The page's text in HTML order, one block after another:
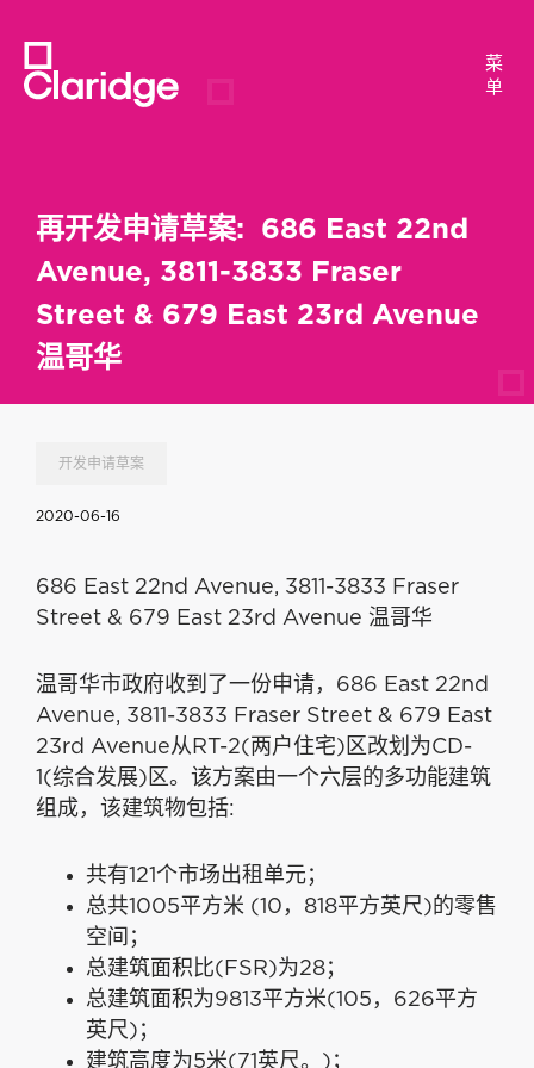
菜
单
菜
单
再开发申请草案: 686 East 22nd
Avenue, 3811-3833 Fraser
Street & 679 East 23rd Avenue
温哥华
开发申请草案
2020-06-16
686 East 22nd Avenue, 3811-3833 Fraser
Street & 679 East 23rd Avenue 温哥华
温哥华市政府收到了一份申请，686 East 22nd
Avenue, 3811-3833 Fraser Street & 679 East
23rd Avenue从RT-2(两户住宅)区改划为CD-
1(综合发展)区。该方案由一个六层的多功能建筑
组成，该建筑物包括:
共有121个市场出租单元；
总共1005平方米 (10，818平方英尺)的零售
空间；
总建筑面积比(FSR)为28；
总建筑面积为9813平方米(105，626平方
英尺)；
建筑高度为5米(71英尺。)；